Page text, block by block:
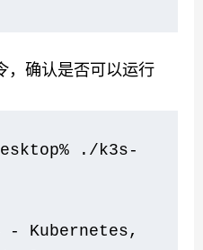
，确认是否可以运行